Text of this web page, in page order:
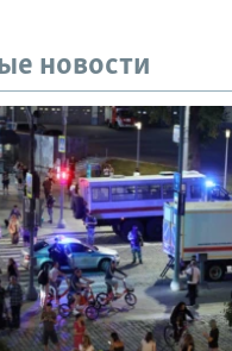
новости